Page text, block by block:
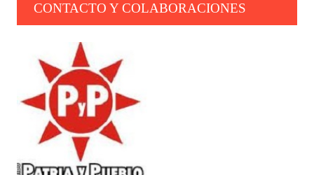
CONTACTO Y COLABORACIONES